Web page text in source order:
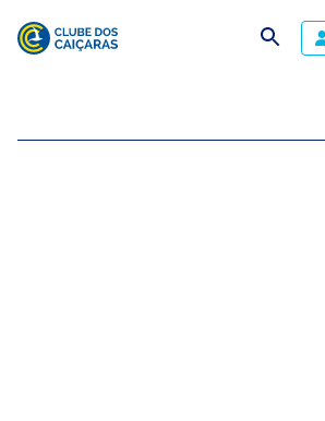
Caiçaras
busca